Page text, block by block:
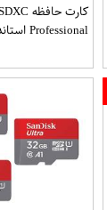
ظرفیت 256 گیگابایت